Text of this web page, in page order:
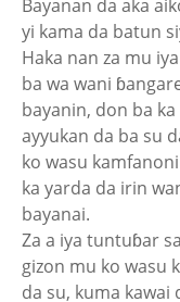
Bayanan da aka
yi kama da batun
Haka nan za mu
ba wa wani
bayanin, don ba
ayyukan da ba su
ko wasu
ka yarda da irin
bayanai.
Za a iya tuntuɓar
gizon mu ko wasu
da su, kuma kawai